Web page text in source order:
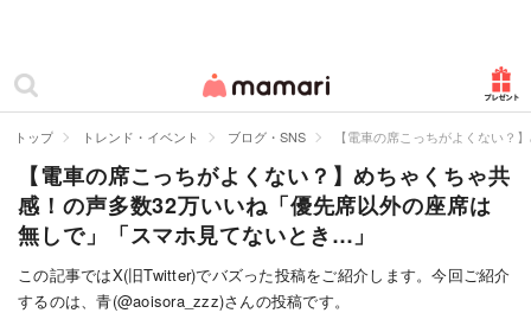
ママリ
カテゴリー一覧
妊娠
出産
赤ちゃん・育児
トップ トレンド・イベント ブログ・SNS 【電車の席こっちがよくない
【電車の席こっちがよくない？】めちゃくちゃ共
感！の声多数32万いいね「優先席以外の座席は
無しで」「スマホ見てないとき…」
この記事ではX(旧Twitter)でバズった投稿をご紹介します。今回ご紹介
するのは、青(@aoisora_zzz)さんの投稿です。